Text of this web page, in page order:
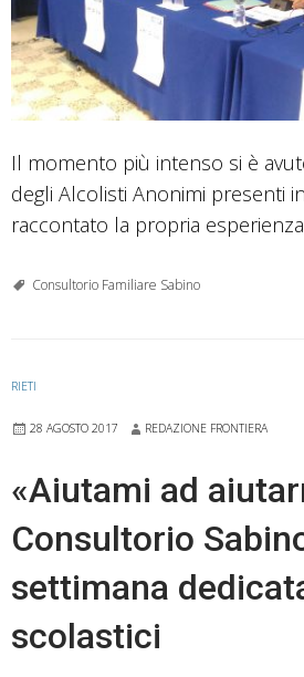
Il momento più intenso si è
degli Alcolisti Anonimi presenti
raccontato la propria
Consultorio Familiare Sabino
RIETI
28 AGOSTO 2017 REDAZIONE FRONTIERA
«Aiutami ad
Consultorio
settimana
scolastici